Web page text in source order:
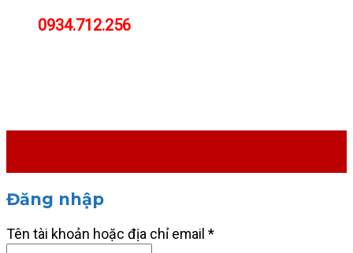
0934.712.256
Đăng nhập
Tên tài khoản hoặc địa chỉ email *